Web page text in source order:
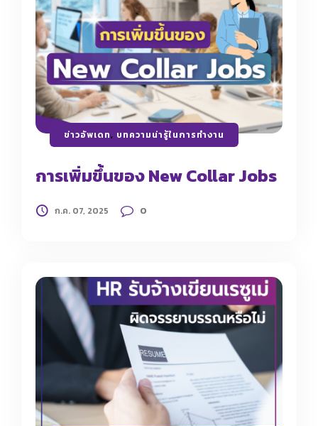
ข่าวอัพเดท, บทความน่ารู้ในการทำงาน
การเพิ่มขึ้นของ New Collar Jobs
ก.ค. 07, 2025 0